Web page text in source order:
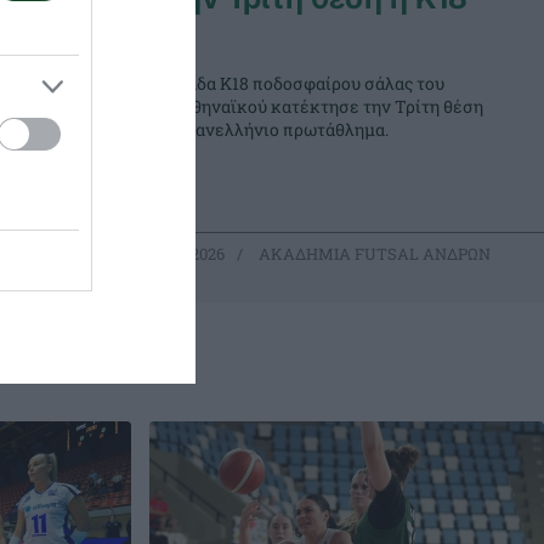
της για
Η ομάδα Κ18 ποδοσφαίρου σάλας του
Παναθηναϊκού κατέκτησε την Τρίτη θέση
στο Πανελλήνιο πρωτάθλημα.
22.03.2026 ΑΚΑΔΗΜΙΑ FUTSAL ΑΝΔΡΩΝ